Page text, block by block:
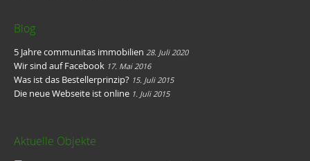
Blog
5 Jahre communitas immobilien 28. Juli 2020
Wir sind auf Facebook 17. Mai 2016
Was ist das Bestellerprinzip? 15. Juli 2015
Die neue Webseite ist online 1. Juli 2015
Aktuelle Objekte